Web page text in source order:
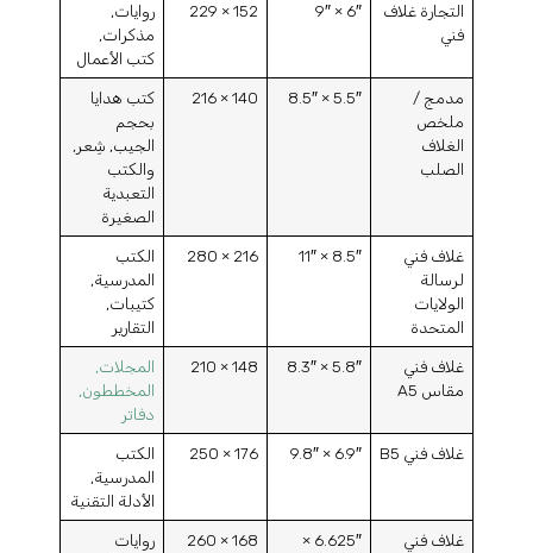
التجارة غلاف
فني
152 × 229
روايات,
مذكرات,
كتب الأعمال
مدمج /
ملخص
الغلاف
الصلب
5.5″ × 8.5″
140 × 216
كتب هدايا
بحجم
الجيب, شِعر,
والكتب
التعبدية
الصغيرة
غلاف فني
لرسالة
الولايات
المتحدة
8.5″ × 11″
216 × 280
الكتب
المدرسية,
كتيبات,
التقارير
غلاف فني
مقاس A5
5.8″ × 8.3″
148 × 210
المجلات,
المخططون,
دفاتر
غلاف فني B5 6.9″ × 9.8″
176 × 250
الكتب
المدرسية,
الأدلة التقنية
غلاف فني
6.625″ ×
168 × 260
روايات